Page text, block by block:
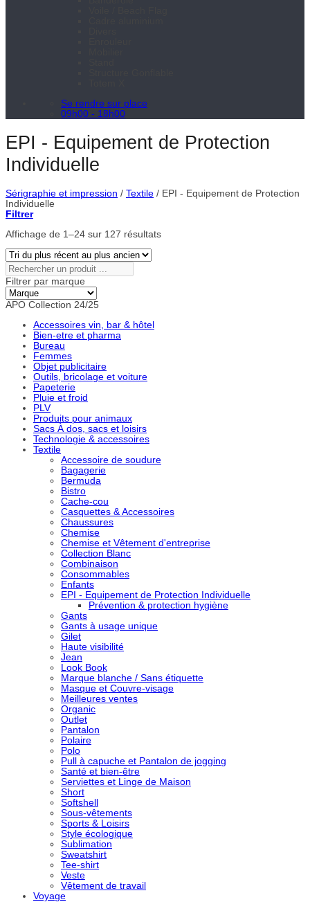
Se rendre sur place
09h00 - 18h00
EPI - Equipement de Protection
Individuelle
Sérigraphie et impression / Textile / EPI - Equipement de Protection
Individuelle
Filtrer
Affichage de 1–24 sur 127 résultatsTrié
Rechercher
un
produit
...
Filtrer par marque
APO Collection 24/25
Accessoires vin, bar & hôtel
Bien-etre et pharma
Bureau
Femmes
Objet publicitaire
Outils, bricolage et voiture
Papeterie
Pluie et froid
PLV
Produits pour animaux
Sacs À dos, sacs et loisirs
Technologie & accessoires
Textile
Accessoire de soudure
Bagagerie
Bermuda
Bistro
Cache-cou
Casquettes & Accessoires
Chaussures
Chemise
Chemise et Vêtement d'entreprise
Collection Blanc
Combinaison
Consommables
Enfants
EPI - Equipement de Protection Individuelle
Prévention & protection hygiène
Gants
Gants à usage unique
Gilet
Haute visibilité
Jean
Look Book
Marque blanche / Sans étiquette
Masque et Couvre-visage
Meilleures ventes
Organic
Outlet
Pantalon
Polaire
Polo
Pull à capuche et Pantalon de jogging
Santé et bien-être
Serviettes et Linge de Maison
Short
Softshell
Sous-vêtements
Sports & Loisirs
Style écologique
Sublimation
Sweatshirt
Tee-shirt
Veste
Vêtement de travail
Voyage